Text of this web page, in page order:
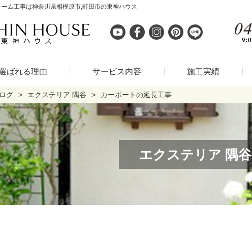
ム工事は神奈川県相模原市,町田市の東神ハウス
ばれる理由 サービス内容 施工実績
グ エクステリア 隅谷 カーポートの延長工事
エクステリア 隅谷